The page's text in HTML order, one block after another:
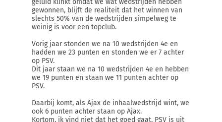
geluid klinkt omdat we wat wedstrijden hebben
gewonnen, blijft de realiteit dat het winnen van
slechts 50% van de wedstrijden simpelweg te
weinig is voor een topclub.
Vorig jaar stonden we na 10 wedstrijden 4e en
hadden we 23 punten en stonden we er 7 achter
op PSV.
Dit jaar staan we na 10 wedstrijden 4e en hebben
we 19 punten en staan we 11 punten achter op
PSV.
Daarbij komt, als Ajax de inhaalwedstrijd wint, we
ook 6 punten achter staan op Ajax.
Kortom, ik vind niet dat het goed gaat. PSV is uit